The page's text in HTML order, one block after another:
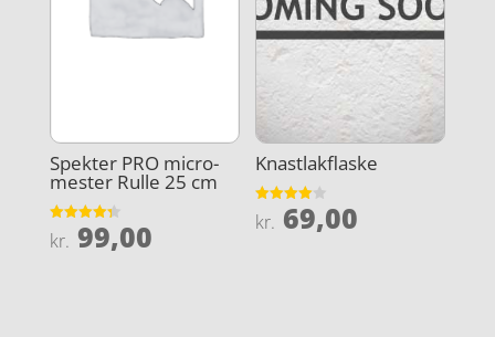
Spekter PRO micro-
mester Rulle 25 cm
Vurderet
4.3
kr. 99,00
Knastlakflaske
Vurderet
4
kr. 69,00